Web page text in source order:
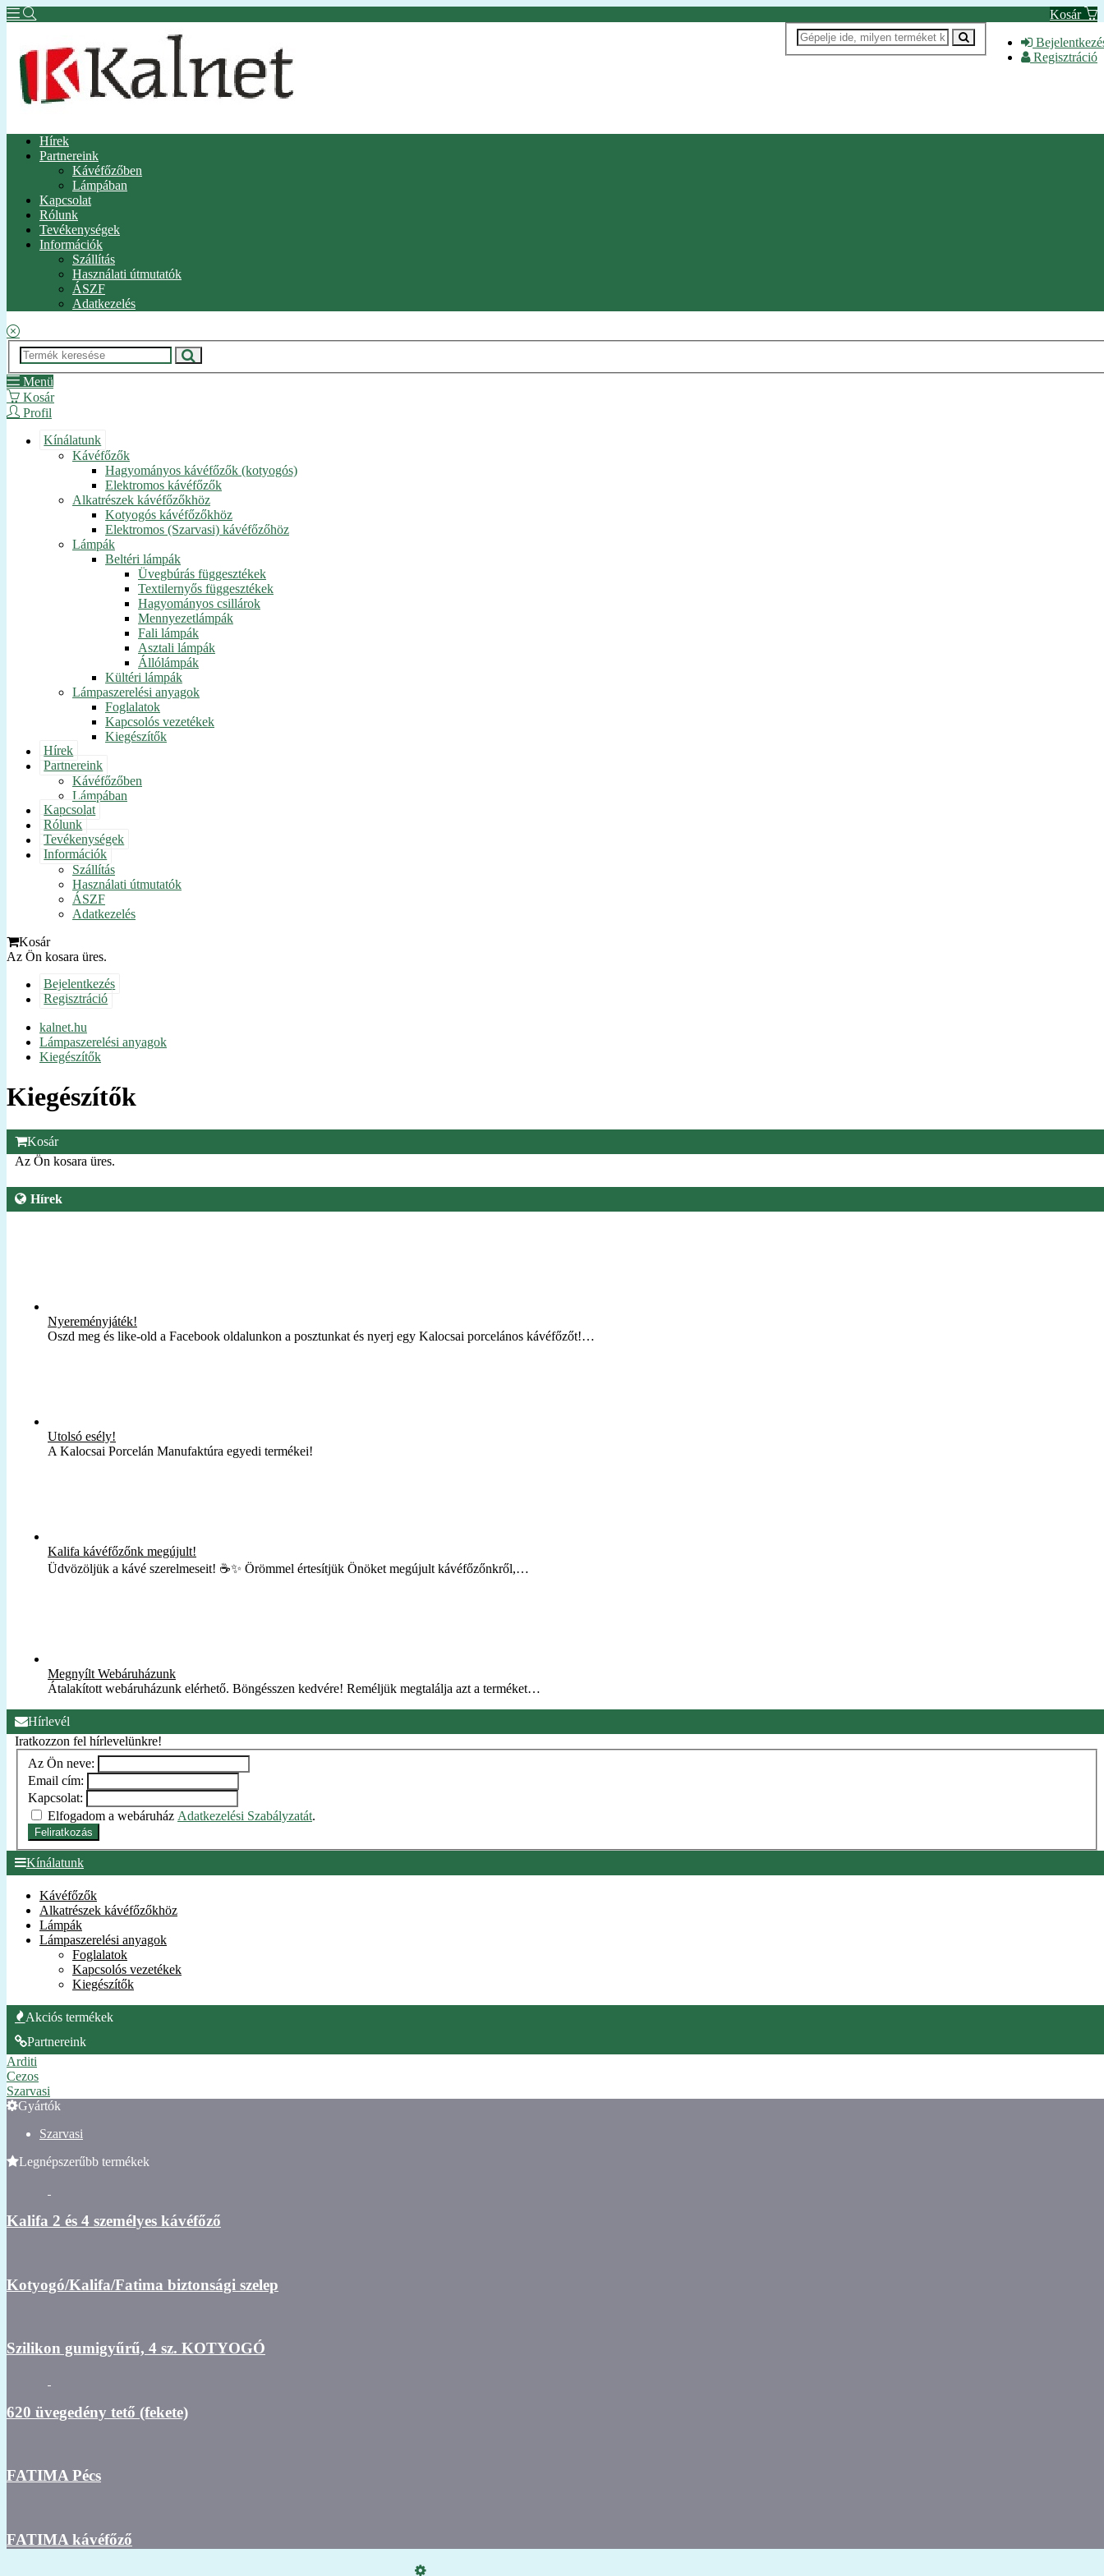
Kosár
Regisztráció
Hírek
Partnereink
Kávéfőzőben
Lámpában
Kapcsolat
Rólunk
Tevékenységek
Információk
Szállítás
Használati útmutatók
ÁSZF
Adatkezelés
Menü
Kosár
Profil
Kínálatunk
Kávéfőzők
Hagyományos kávéfőzők (kotyogós)
Elektromos kávéfőzők
Alkatrészek kávéfőzőkhöz
Kotyogós kávéfőzőkhöz
Elektromos (Szarvasi) kávéfőzőhöz
Lámpák
Beltéri lámpák
Üvegbúrás függesztékek
Textilernyős függesztékek
Hagyományos csillárok
Mennyezetlámpák
Fali lámpák
Asztali lámpák
Állólámpák
Kültéri lámpák
Lámpaszerelési anyagok
Foglalatok
Kapcsolós vezetékek
Kiegészítők
Hírek
Partnereink
Kávéfőzőben
Lámpában
Kapcsolat
Rólunk
Tevékenységek
Információk
Szállítás
Használati útmutatók
ÁSZF
Adatkezelés
Kosár
Az Ön kosara üres.
Bejelentkezés
Regisztráció
kalnet.hu
Lámpaszerelési anyagok
Kiegészítők
Kiegészítők
Kosár
Az Ön kosara üres.
Hírek
Nyereményjáték!
Oszd meg és like-old a Facebook oldalunkon a posztunkat és nyerj egy Kalocsai porcelános kávéfőzőt!…
Utolsó esély!
A Kalocsai Porcelán Manufaktúra egyedi termékei!
Kalifa kávéfőzőnk megújult!
Üdvözöljük a kávé szerelmeseit! ☕✨ Örömmel értesítjük Önöket megújult kávéfőzőnkről,…
Megnyílt Webáruházunk
Átalakított webáruházunk elérhető. Böngésszen kedvére! Reméljük megtalálja azt a terméket…
Hírlevél
Iratkozzon fel hírlevelünkre!
Az Ön neve:
Email cím:
Kapcsolat:
Elfogadom a webáruház Adatkezelési Szabályzatát.
Feliratkozás
Kínálatunk
Kávéfőzők
Alkatrészek kávéfőzőkhöz
Lámpák
Lámpaszerelési anyagok
Foglalatok
Kapcsolós vezetékek
Kiegészítők
Akciós termékek
Partnereink
Arditi
Cezos
Szarvasi
Gyártók
Szarvasi
Legnépszerűbb termékek
Kalifa 2 és 4 személyes kávéfőző
Kotyogó/Kalifa/Fatima biztonsági szelep
Szilikon gumigyűrű, 4 sz. KOTYOGÓ
620 üvegedény tető (fekete)
FATIMA Pécs
FATIMA kávéfőző